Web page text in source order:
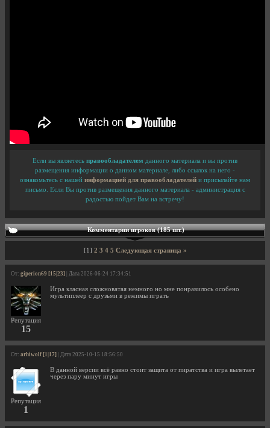
Если вы являетесь правообладателем данного материала и вы против
размещения информации о данном материале, либо ссылок на него -
ознакомьтесь с нашей информацией для правообладателей и присылайте нам
письмо. Если Вы против размещения данного материала - администрация с
радостью пойдет Вам на встречу!
Комментарии игроков (185 шт.)
[1] 2 3 4 5 Следующая страница »
От: giperion69 [15|23] | Дата 2026-06-24 17:34:51
Репутация
15
Игра класная сложноватая немного но мне понравилось особено
мультиплеер с друзьми в режимы играть
От: arhiwolf [1|17] | Дата 2025-10-15 18:56:50
Репутация
1
В данной версии всё равно стоит защита от пиратства и игра вылетает
через пару минут игры